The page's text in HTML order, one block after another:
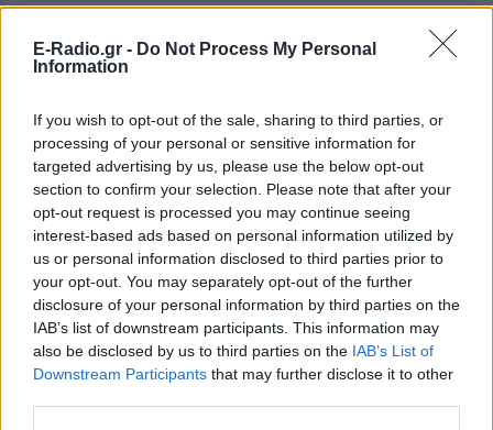
E-Radio.gr - Do Not Process My Personal
Information
If you wish to opt-out of the sale, sharing to third parties, or
processing of your personal or sensitive information for
targeted advertising by us, please use the below opt-out
section to confirm your selection. Please note that after your
opt-out request is processed you may continue seeing
interest-based ads based on personal information utilized by
us or personal information disclosed to third parties prior to
your opt-out. You may separately opt-out of the further
disclosure of your personal information by third parties on the
IAB’s list of downstream participants. This information may
also be disclosed by us to third parties on the IAB’s List of
Downstream Participants that may further disclose it to other
ΔΕΙΤΕ ΕΠΙΣΗΣ
Πάνω από 45.000 διελεύσεις
ημερησίως στους Ευζώνους:
Μαζική άφιξη τουριστών από
τα Βαλκάνια
ΣΉΜΕΡΑ
Προσωρινή αναστολή των βιομετρικών
ελέγχων για να επισπευστεί η διέλευση
των ταξιδιωτών
Μύκονος: Ιταλοί τουρίστες
έκαναν «κλαμπ» βανάκι transfer